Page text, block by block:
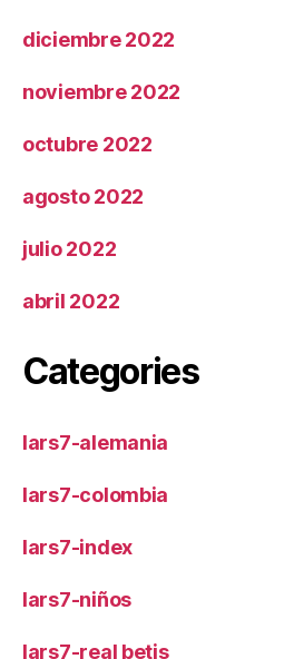
diciembre 2022
noviembre 2022
octubre 2022
agosto 2022
julio 2022
abril 2022
Categories
lars7-alemania
lars7-colombia
lars7-index
lars7-niños
lars7-real betis